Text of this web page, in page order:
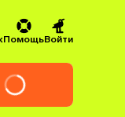
ПомощьВойти